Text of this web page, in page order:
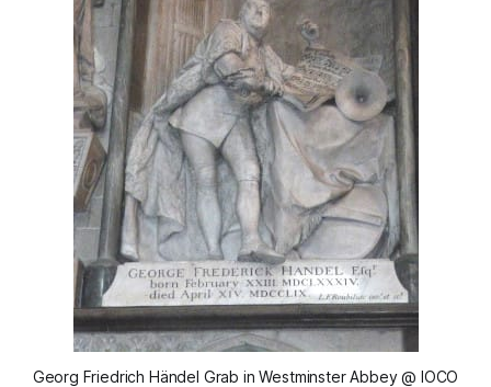
Georg Friedrich Händel Grab in Westminster Abbey @ IOCO